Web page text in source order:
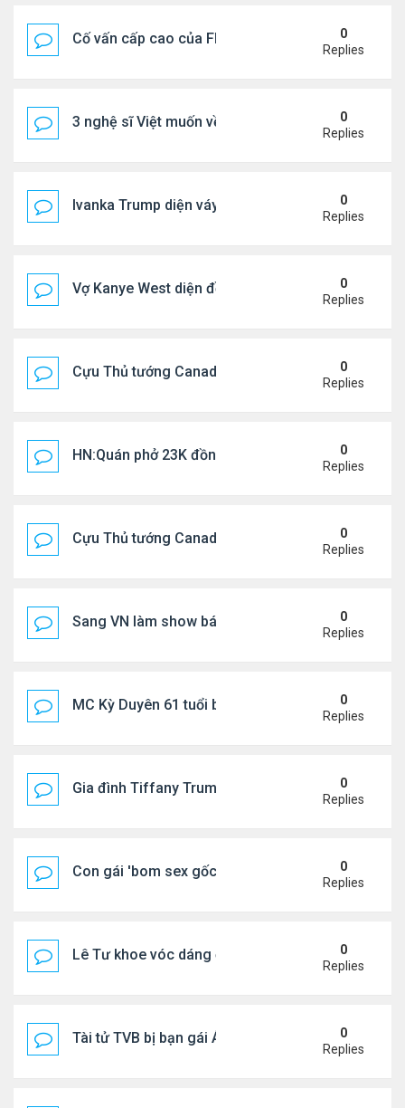
Cố vấn cấp cao của FIFA từ chức để phán đối
0
Replies
3 nghệ sĩ Việt muốn về VN nhưng số phận an bài
0
Replies
Ivanka Trump diện váy hở eo táo bạo, khoe vòng
0
Replies
Vợ Kanye West diện đồ xẻ bạo, dự tiệc ở đảo Ibiza
0
Replies
Cựu Thủ tướng Canada đắm đuối khóa môi Katy
0
Replies
HN:Quán phở 23K đồng một bát, 7 năm không
0
Replies
Cựu Thủ tướng Canada thoa kem chống nắng
0
Replies
Sang VN làm show bán vé giá "trên trời"
0
Replies
MC Kỳ Duyên 61 tuổi bị soi nhan sắc khi 0
Replies
Gia đình Tiffany Trump đi nghỉ ở Spain
0
Replies
Con gái 'bom sex gốc Việt' đón tuổi 18
0
Replies
Lê Tư khoe vóc dáng ở châu Âu
0
Replies
Tài tử TVB bị bạn gái Á hậu phản bội giờ ra sao?
0
Replies